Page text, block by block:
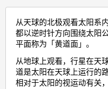
从天球的北极观看太阳系
都以逆时针方向围绕太阳
平面称为「黄道面」。
从地球上观看，行星在天
道是太阳在天球上运行的
相对于太阳的视运动有关